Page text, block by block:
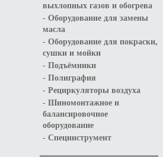
выхлопных газов и обогрева
- Оборудование для замены
масла
- Оборудование для покраски,
сушки и мойки
- Подъёмники
- Полиграфия
- Рециркуляторы воздуха
- Шиномонтажное и
балансировочное
оборудование
- Специнструмент